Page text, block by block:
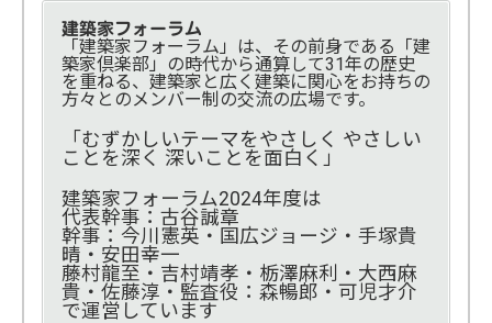
建築家フォーラム
「建築家フォーラム」は、その前身である「建
築家倶楽部」の時代から通算して31年の歴史
を重ねる、建築家と広く建築に関心をお持ちの
方々とのメンバー制の交流の広場です。
「むずかしいテーマをやさしく やさしい
ことを深く 深いことを面白く」
建築家フォーラム2024年度は
代表幹事：古谷誠章
幹事：今川憲英・国広ジョージ・手塚貴
晴・安田幸一
藤村龍至・吉村靖孝・栃澤麻利・大西麻
貴・佐藤淳・監査役：森暢郎・可児才介
で運営しています